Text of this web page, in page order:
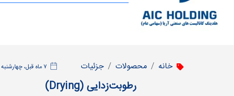
خانه محصولات جزئیات
رطوبت‌زدایی (Drying)